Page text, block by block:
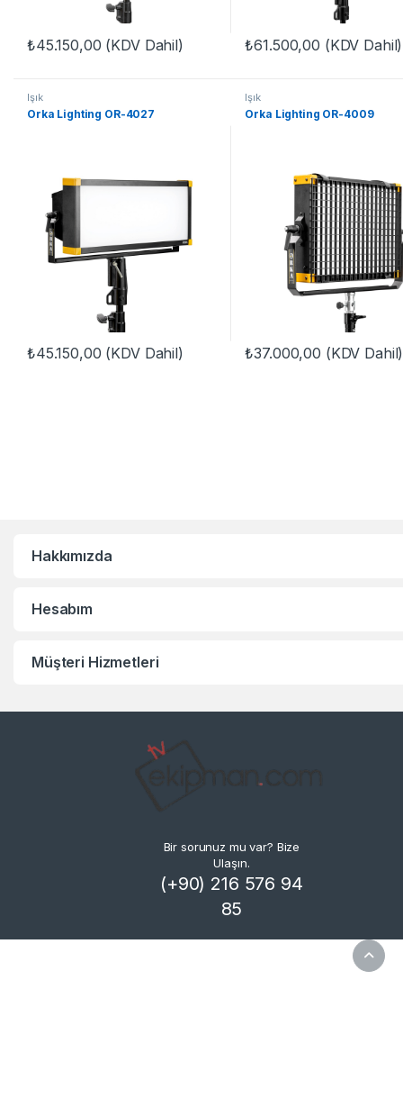
₺45.150,00 (KDV Dahil) ₺61.500,00 (KDV Dahil)
Işık
Orka Lighting OR-4027
₺45.150,00 (KDV Dahil)
Işık
Orka Lighting OR-4009
₺37.000,00 (KDV Dahil)
Hakkımızda
Hesabım
Müşteri Hizmetleri
Bir sorunuz mu var? Bize
Ulaşın.
(+90) 216 576 94
85